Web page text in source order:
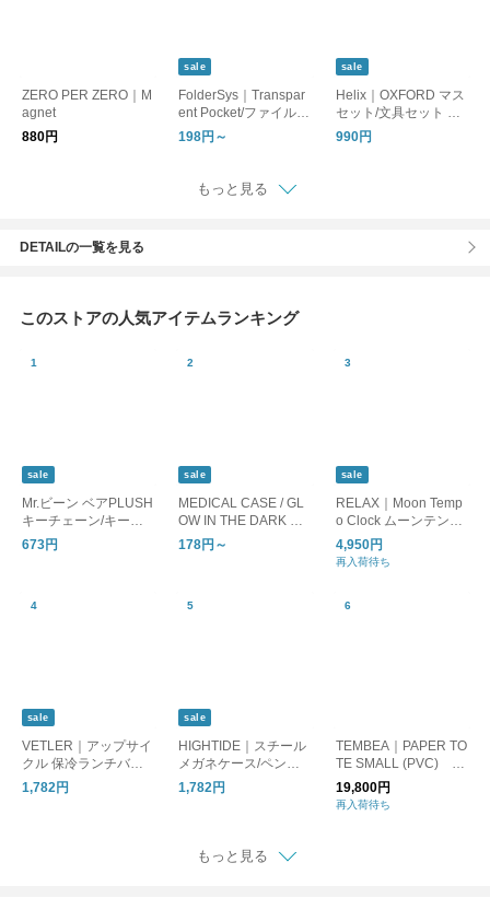
ZERO PER ZERO｜M
agnet
880円
sale
FolderSys｜Transpar
ent Pocket/ファイルバ
ッグ 書類整理 A4 A5
198円～
sale
Helix｜OXFORD マス
セット/文具セット 定
規 コンパス
990円
もっと見る
DETAILの一覧を見る
このストアの人気アイテムランキング
sale
Mr.ビーン ベアPLUSH
キーチェーン/キーホ
ルダー
673円
sale
MEDICAL CASE / GL
OW IN THE DARK ピ
ルケース 蓄光
178円～
sale
RELAX｜Moon Temp
o Clock ムーンテンポ
クロック/置時計 目覚
まし時計
4,950円
再入荷待ち
sale
VETLER｜アップサイ
クル 保冷ランチバッ
グ/保冷バッグ
1,782円
sale
HIGHTIDE｜スチール
メガネケース/ペンケ
ース
1,782円
TEMBEA｜PAPER TO
TE SMALL (PVC) D
OG-1/トートバッグ 犬
19,800円
再入荷待ち
もっと見る